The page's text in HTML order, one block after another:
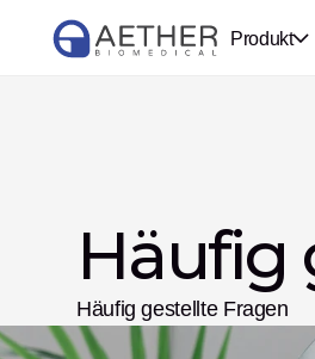
Produkt
Häufig
Häufig gestellte Fragen